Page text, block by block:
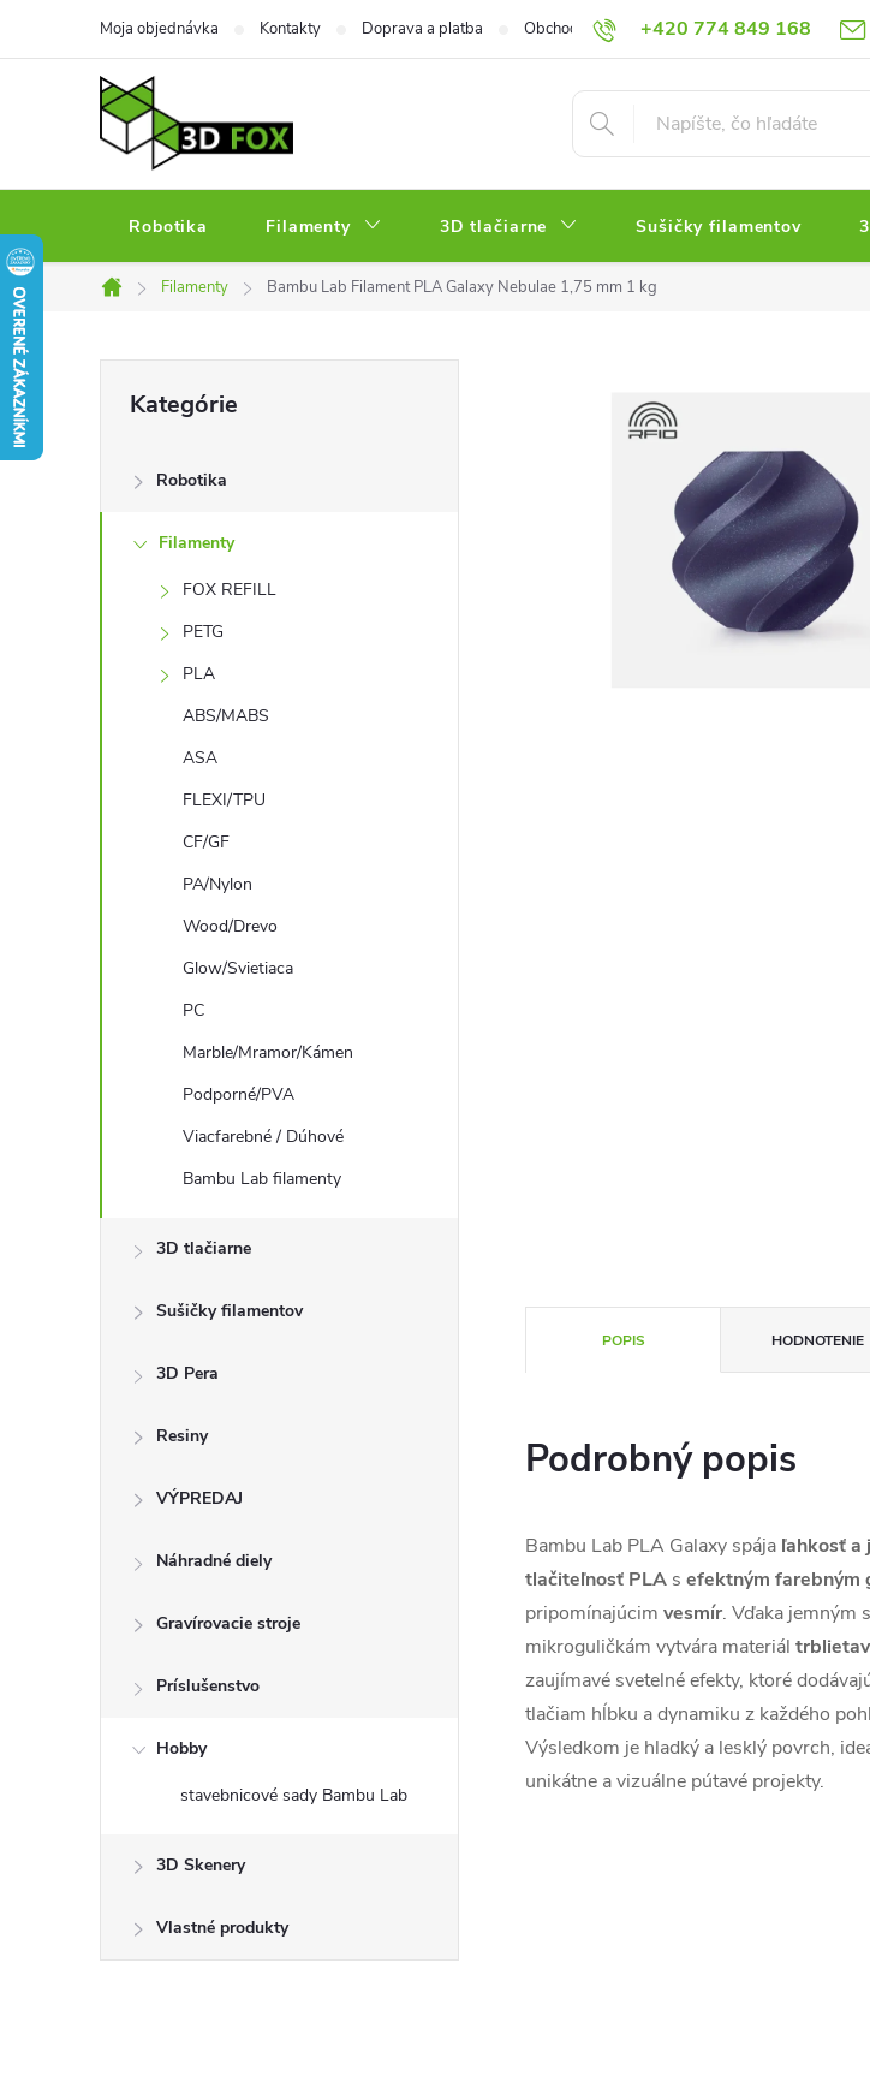
+420 774 849 168
Moja objednávka Kontakty Doprava a platba Obchodné podmienky Podmienky ochrany
Robotika Filamenty 3D tlačiarne Sušičky filamentov
Domov
Filamenty Bambu Lab Filament PLA Galaxy Nebulae 1,75 mm 1 kg
č
kategórie
Kategórie
Robotika
Filamenty
FOX REFILL
PETG
PLA
ABS/MABS
ASA
FLEXI/TPU
CF/GF
PA/Nylon
Wood/Drevo
Glow/Svietiaca
PC
Marble/Mramor/Kámen
Podporné/PVA
Viacfarebné / Dúhové
Bambu Lab filamenty
3D tlačiarne
Sušičky filamentov
3D Pera
Resiny
VÝPREDAJ
Náhradné diely
Gravírovacie stroje
Príslušenstvo
Hobby
stavebnicové sady Bambu Lab
3D Skenery
Vlastné produkty
POPIS HODNOTENIE
Podrobný popis
Bambu Lab PLA Galaxy spája ľahkosť a
tlačiteľnosť PLA s efektným farebným
pripomínajúcim vesmír. Vďaka jemným
mikroguličkám vytvára materiál
zaujímavé svetelné efekty, ktoré
tlačiam hĺbku a dynamiku z každého
Výsledkom je hladký a lesklý povrch,
unikátne a vizuálne pútavé projekty.